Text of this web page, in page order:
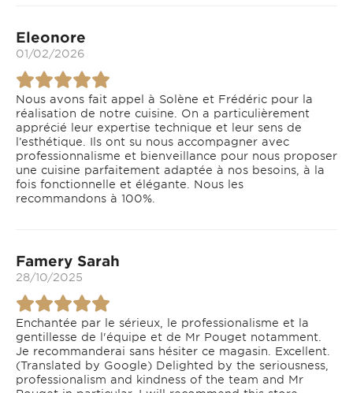
Eleonore
01/02/2026
Nous avons fait appel à Solène et Frédéric pour la
réalisation de notre cuisine. On a particulièrement
apprécié leur expertise technique et leur sens de
l’esthétique. Ils ont su nous accompagner avec
professionnalisme et bienveillance pour nous proposer
une cuisine parfaitement adaptée à nos besoins, à la
fois fonctionnelle et élégante. Nous les
recommandons à 100%.
Famery Sarah
28/10/2025
Enchantée par le sérieux, le professionalisme et la
gentillesse de l'équipe et de Mr Pouget notamment.
Je recommanderai sans hésiter ce magasin. Excellent.
(Translated by Google) Delighted by the seriousness,
professionalism and kindness of the team and Mr